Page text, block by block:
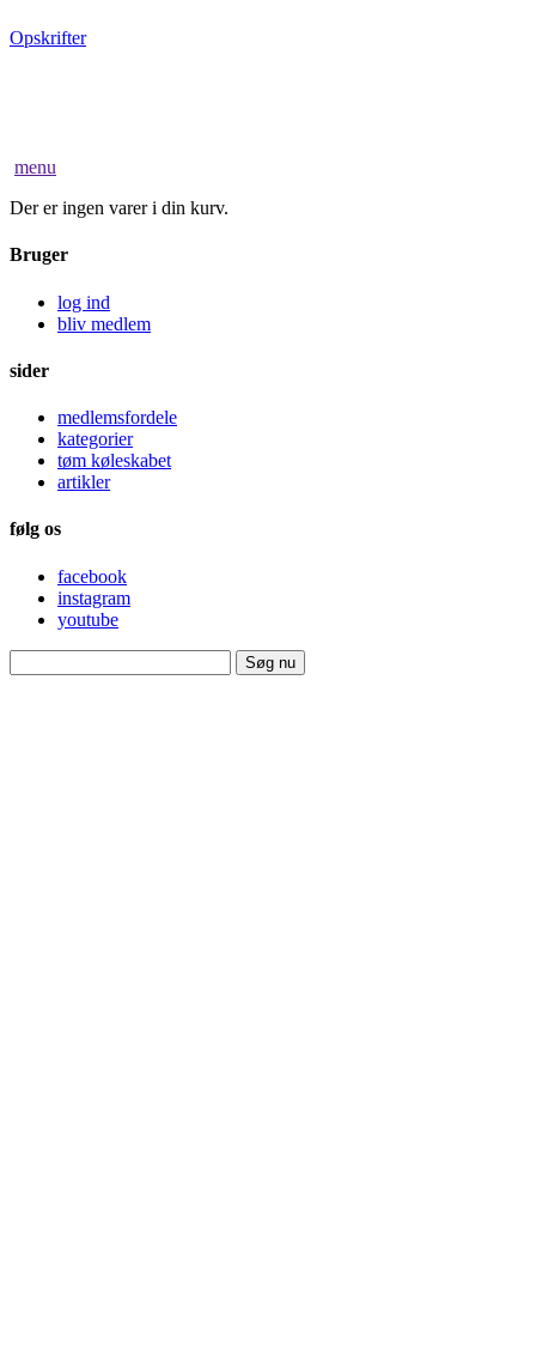
Opskrifter
menu
Der er ingen varer i din kurv.
Bruger
log ind
bliv medlem
sider
medlemsfordele
kategorier
tøm køleskabet
artikler
følg os
facebook
instagram
youtube